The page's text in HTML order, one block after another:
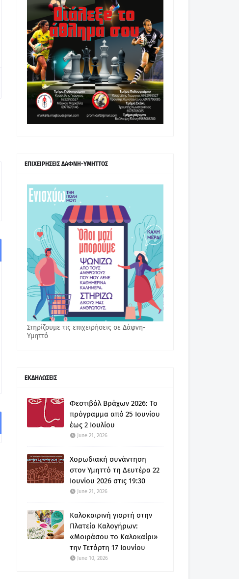
ΕΠΙΧΕΙΡΗΣΕΙΣ ΔΑΦΝΗ-ΥΜΗΤΤΟΣ
Στηρίζουμε τις επιχειρήσεις σε Δάφνη-
Υμηττό
ΕΚΔΗΛΩΣΕΙΣ
Φεστιβάλ Βράχων 2026: Το
πρόγραμμα από 25 Ιουνίου
έως 2 Ιουλίου
June 21, 2026
Χορωδιακή συνάντηση
στον Υμηττό τη Δευτέρα 22
Ιουνίου 2026 στις 19:30
June 21, 2026
Καλοκαιρινή γιορτή στην
Πλατεία Καλογήρων:
«Μοιράσου το Καλοκαίρι»
την Τετάρτη 17 Ιουνίου
June 10, 2026